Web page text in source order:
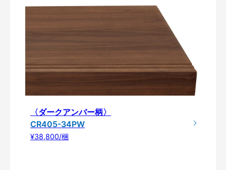
〈ダークアンバー柄〉
CR405-34PW
¥38,800/梱